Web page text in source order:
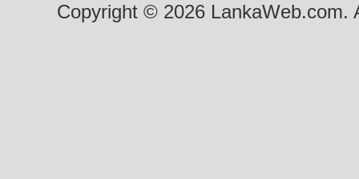
Copyright © 2026 LankaWeb.com.